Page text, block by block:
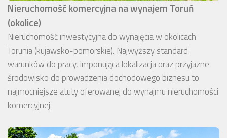
Nieruchomość komercyjna na wynajem Toruń
(okolice)
Nieruchomość inwestycyjna do wynajęcia w okolicach
Torunia (kujawsko-pomorskie). Najwyższy standard
warunków do pracy, imponująca lokalizacja oraz przyjazne
środowisko do prowadzenia dochodowego biznesu to
najmocniejsze atuty oferowanej do wynajmu nieruchomości
komercyjnej.